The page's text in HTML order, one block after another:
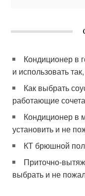
Кондиционер в
и использовать
Как выбрать
работающие
Кондиционер в
установить и не
КТ брюшной
Приточно-
выбрать и не